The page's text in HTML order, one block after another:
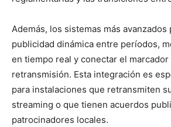
Además, los sistemas más
publicidad dinámica entre períodos,
en tiempo real y conectar el
retransmisión. Esta integración es
para instalaciones que retransmiten
streaming o que tienen acuerdos
patrocinadores locales.